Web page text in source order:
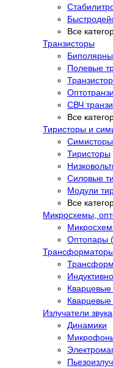
Все
Транзисторы
Полевые
СВЧ
Все
Тиристоры и
Симисторы
Тиристоры
Силовые
Модули
Все
Микросхемы,
Оптопары
Излучатели
Динамики